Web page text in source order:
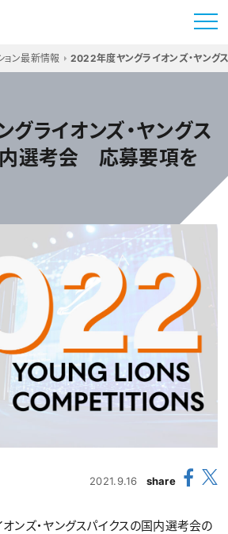
ョン最新情報 2022年度ヤングライオンズ・ヤン
ライオンズ・ヤングス
内選考会 応募要項を
2021.9.16 share
ンズ・ヤングスパイクスの国内選考会の